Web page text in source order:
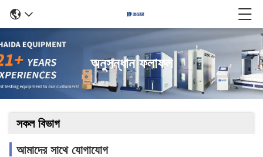
অনুসন্ধান ফলাফল
সকল বিভাগ
আমাদের সাথে যোগাযোগ